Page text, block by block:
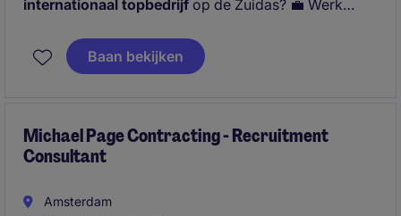
internationaal topbedrijf op de Zuidas? 💼 Werk
Specialist NextGen. Solliciteer direct!
Baan bekijken
Michael Page Contracting - Recruitment
Consultant
Amsterdam